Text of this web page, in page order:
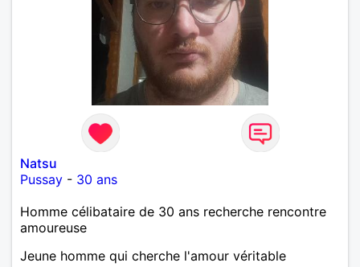
Natsu
Pussay - 30 ans
Homme célibataire de 30 ans recherche rencontre
amoureuse
Jeune homme qui cherche l'amour véritable